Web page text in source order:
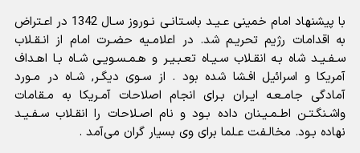
با پیشنهاد امام خمینى عـیـد باسـتانـى نـوروز سـال 1342 در اعـتراض
به اقدامات رژیم تحریـم شد. در اعلامـیه حضـرت امام از انـقـلاب
سـفـیـد شاه بـه انقـلاب سـیـاه تعـبـیـر و هـمـسـویـى شـاه بـا اهـداف
آمریکا و اسرائیل افـشا شده بود . از سـوى دیگـر, شـاه در مـورد
آمادگى جامـعـه ایـران بـراى انجام اصلاحات آمـریکا به مـقامات
واشـنگـتـن اطـمـیـنان داده بـود و نام اصـلاحات را انقـلاب سـفـیـد
نهاده بـود. مخالـفت عـلما براى وى بسیار گران مى‌آمد .